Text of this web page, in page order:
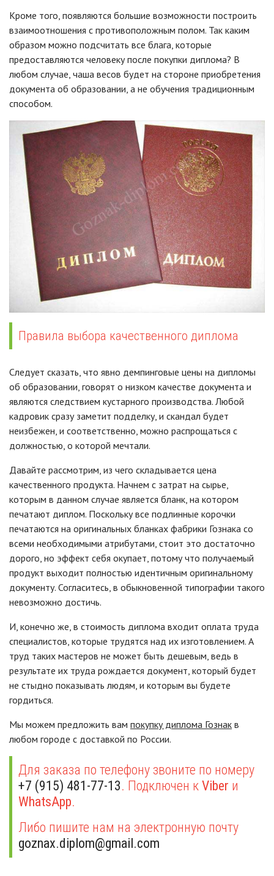
Кроме того, появляются большие возможности построить
взаимоотношения с противоположным полом. Так каким
образом можно подсчитать все блага, которые
предоставляются человеку после покупки диплома? В
любом случае, чаша весов будет на стороне приобретения
документа об образовании, а не обучения традиционным
способом.
Правила выбора качественного диплома
Следует сказать, что явно демпинговые цены на дипломы
об образовании, говорят о низком качестве документа и
являются следствием кустарного производства. Любой
кадровик сразу заметит подделку, и скандал будет
неизбежен, и соответственно, можно распрощаться с
должностью, о которой мечтали.
Давайте рассмотрим, из чего складывается цена
качественного продукта. Начнем с затрат на сырье,
которым в данном случае является бланк, на котором
печатают диплом. Поскольку все подлинные корочки
печатаются на оригинальных бланках фабрики Гознака со
всеми необходимыми атрибутами, стоит это достаточно
дорого, но эффект себя окупает, потому что получаемый
продукт выходит полностью идентичным оригинальному
документу. Согласитесь, в обыкновенной типографии такого
невозможно достичь.
И, конечно же, в стоимость диплома входит оплата труда
специалистов, которые трудятся над их изготовлением. А
труд таких мастеров не может быть дешевым, ведь в
результате их труда рождается документ, который будет
не стыдно показывать людям, и которым вы будете
гордиться.
Мы можем предложить вам покупку диплома Гознак в
любом городе с доставкой по России.
Для заказа по телефону звоните по номеру
+7 (915) 481-77-13. Подключен к Viber и
WhatsApp.
Либо пишите нам на электронную почту
goznax.diplom@gmail.com